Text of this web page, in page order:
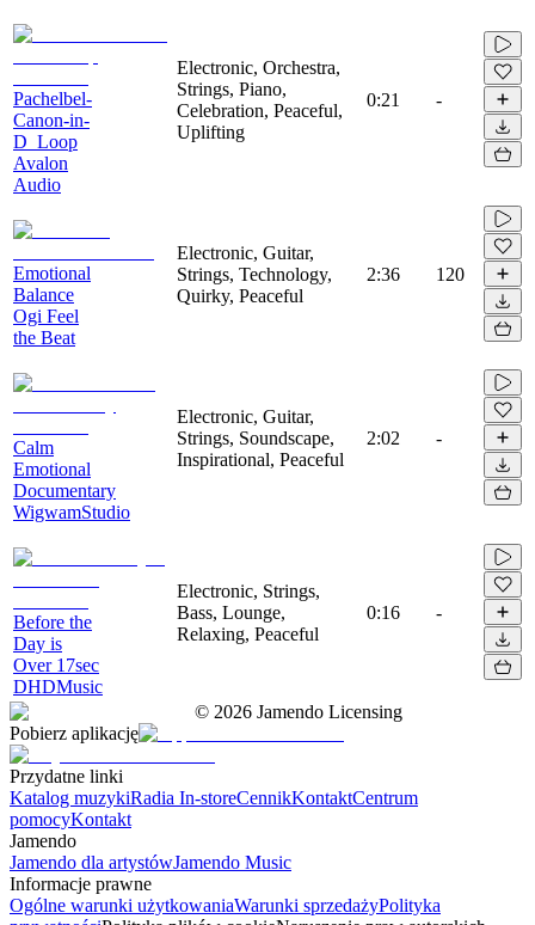
Pachelbel-
Canon-in-
D_Loop
Avalon
Audio
Electronic, Orchestra,
Strings, Piano,
Celebration, Peaceful,
Uplifting
0:21 -
Emotional
Balance
Ogi Feel
the Beat
Electronic, Guitar,
Strings, Technology,
Quirky, Peaceful
2:36 120
Calm
Emotional
Documentary
WigwamStudio
Electronic, Guitar,
Strings, Soundscape,
Inspirational, Peaceful
2:02 -
Before the
Day is
Over 17sec
DHDMusic
Electronic, Strings,
Bass, Lounge,
Relaxing, Peaceful
0:16 -
© 2026 Jamendo Licensing
Pobierz aplikację
Przydatne linki
Katalog muzykiRadia In-storeCennikKontaktCentrum
pomocyKontakt
Jamendo
Jamendo dla artystówJamendo Music
Informacje prawne
Ogólne warunki użytkowaniaWarunki sprzedażyPolityka